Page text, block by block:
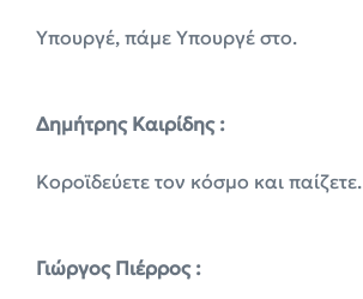
Υπουργέ, πάμε Υπουργέ στο.
Δημήτρης Καιρίδης :
Κοροϊδεύετε τον κόσμο και παίζετε.
Γιώργος Πιέρρος :